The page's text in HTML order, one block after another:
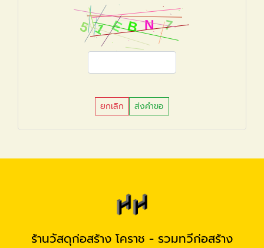
ยกเลิก ส่งคำขอ
ร้านวัสดุก่อสร้าง โคราช - รวมทวีก่อสร้าง